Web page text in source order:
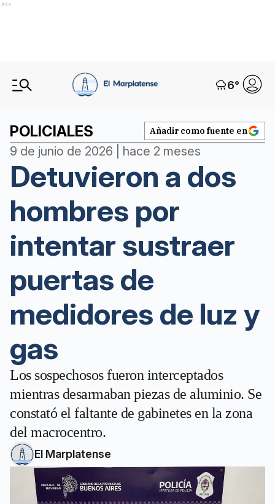
Ads
6°
POLICIALES Añadir como fuente en
9 de junio de 2026 | hace 2 meses
Detuvieron a dos
hombres por
intentar sustraer
puertas de
medidores de luz y
gas
Los sospechosos fueron interceptados
mientras desarmaban piezas de aluminio. Se
constató el faltante de gabinetes en la zona
del macrocentro.
El Marplatense